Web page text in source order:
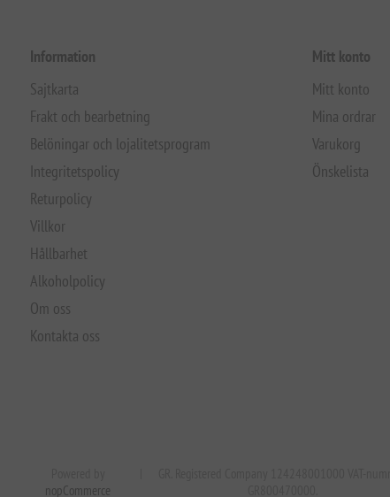
Information
Sajtkarta
Frakt och bearbetning
Belöningar och lojalitetsprogram
Integritetspolicy
Returpolicy
Villkor
Hållbarhet
Alkoholpolicy
Om oss
Kontakta oss
Mitt konto
Mitt konto
Mina ordrar
Varukorg
Önskelista
nopCommerce